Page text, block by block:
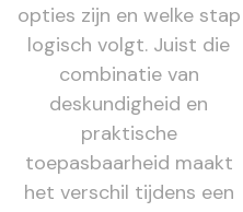
opties zijn en welke stap
logisch volgt. Juist die
combinatie van
deskundigheid en
praktische
toepasbaarheid maakt
het verschil tijdens een